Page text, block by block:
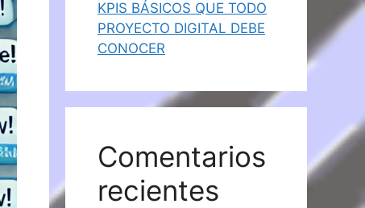
KPIS BÁSICOS QUE TODO
PROYECTO DIGITAL DEBE
CONOCER
Comentarios
recientes